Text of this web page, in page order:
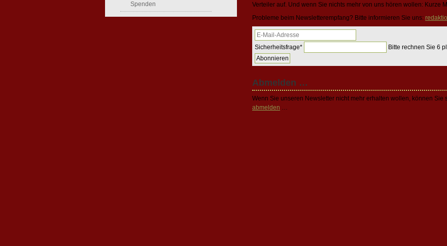
Verteiler auf. Und wenn Sie nichts mehr von uns hören wollen: Kurze
Probleme beim Newsletterempfang? Bitte informieren Sie uns:
Sicherheitsfrage*
Bitte rechnen Sie 6
Abonnieren
Abmelden …
Wenn Sie unseren Newsletter nicht mehr erhalten wollen, können Sie
abmelden …
Spenden